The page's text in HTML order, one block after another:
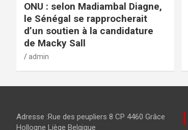
ONU : selon Madiambal Diagne,
le Sénégal se rapprocherait
d’un soutien à la candidature
de Macky Sall
admin
Adresse :Rue des peupliers 8 CP 4460 Grâce
Hollogne Liège Belgique